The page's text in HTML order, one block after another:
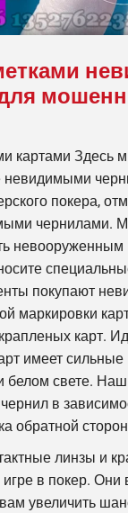
картами Здесь
невидимыми
покера,
чернилами.
невооруженным
покупают
маркировки
карт.
имеет сильные
белом свете.
в
обратной
линзы и
в покер.
увеличить